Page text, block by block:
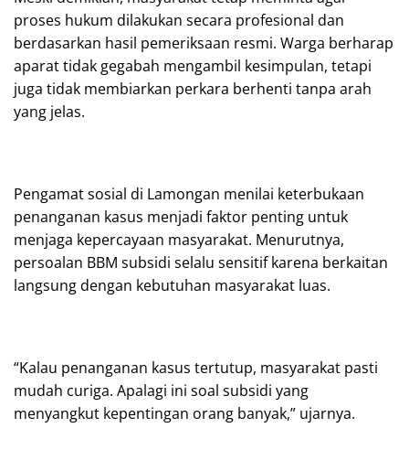
proses hukum dilakukan secara profesional dan
berdasarkan hasil pemeriksaan resmi. Warga berharap
aparat tidak gegabah mengambil kesimpulan, tetapi
juga tidak membiarkan perkara berhenti tanpa arah
yang jelas.
Pengamat sosial di Lamongan menilai keterbukaan
penanganan kasus menjadi faktor penting untuk
menjaga kepercayaan masyarakat. Menurutnya,
persoalan BBM subsidi selalu sensitif karena berkaitan
langsung dengan kebutuhan masyarakat luas.
“Kalau penanganan kasus tertutup, masyarakat pasti
mudah curiga. Apalagi ini soal subsidi yang
menyangkut kepentingan orang banyak,” ujarnya.